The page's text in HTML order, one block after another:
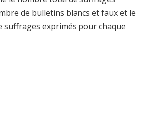
de bulletins blancs et faux et le
suffrages exprimés pour chaque